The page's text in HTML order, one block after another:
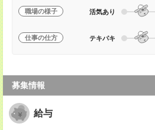
職場の様子 活気あり
仕事の仕方 テキパキ
募集情報
給与